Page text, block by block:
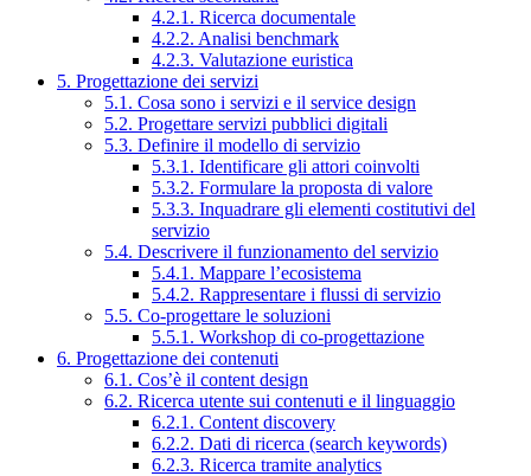
4.2.1. Ricerca documentale
4.2.2. Analisi benchmark
4.2.3. Valutazione euristica
5. Progettazione dei servizi
5.1. Cosa sono i servizi e il service design
5.2. Progettare servizi pubblici digitali
5.3. Definire il modello di servizio
5.3.1. Identificare gli attori coinvolti
5.3.2. Formulare la proposta di valore
5.3.3. Inquadrare gli elementi costitutivi del
servizio
5.4. Descrivere il funzionamento del servizio
5.4.1. Mappare l’ecosistema
5.4.2. Rappresentare i flussi di servizio
5.5. Co-progettare le soluzioni
5.5.1. Workshop di co-progettazione
6. Progettazione dei contenuti
6.1. Cos’è il content design
6.2. Ricerca utente sui contenuti e il linguaggio
6.2.1. Content discovery
6.2.2. Dati di ricerca (search keywords)
6.2.3. Ricerca tramite analytics